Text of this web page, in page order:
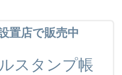
置店で販売中
スタンプ帳